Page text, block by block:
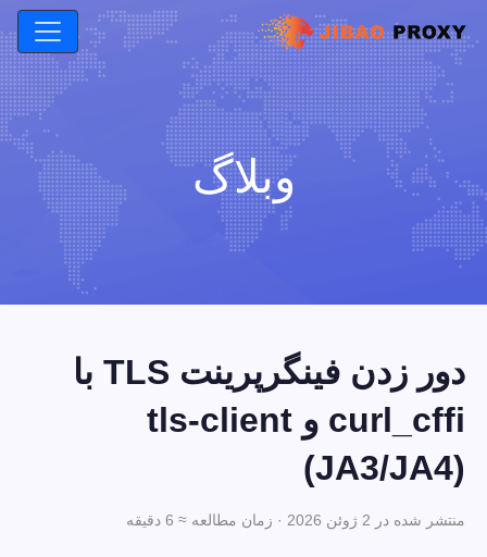
وبلاگ
دور زدن فینگرپرینت TLS با
curl_cffi و tls-client
(JA3/JA4)
منتشر شده در 2 ژوئن 2026 · زمان مطالعه ≈ 6 دقیقه